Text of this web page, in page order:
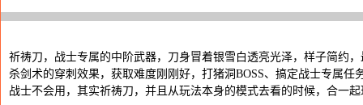
祈祷刀，战士专属的中阶武器，刀身冒着银雪白透亮光泽，样子简约
杀剑术的穿刺效果，获取难度刚刚好，打猪洞BOSS、搞定战士专属
战士不会用，其实祈祷刀，并且从玩法本身的模式去看的时候，合一